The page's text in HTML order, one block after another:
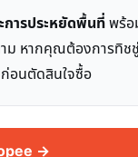
การประหยัดพื้นที่พร้
ม หากคุณต้องการ
อนตัดสินใจซื้อ
→